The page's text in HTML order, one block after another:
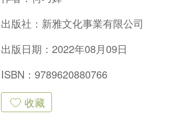
出版社： 新雅文化事業有限公司
出版日期：2022年08月09日
ISBN：9789620880766
收藏